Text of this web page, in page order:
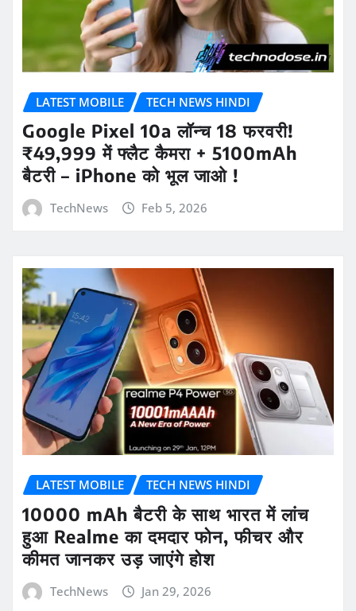
LATEST MOBILE TECH NEWS HINDI
Google Pixel 10a लॉन्च 18 फरवरी!
₹49,999 में फ्लैट कैमरा + 5100mAh
बैटरी – iPhone को भूल जाओ !
TechNews Feb 5, 2026
LATEST MOBILE TECH NEWS HINDI
10000 mAh बैटरी के साथ भारत में लांच
हुआ Realme का दमदार फोन, फीचर और
कीमत जानकर उड़ जाएंगे होश
TechNews Jan 29, 2026